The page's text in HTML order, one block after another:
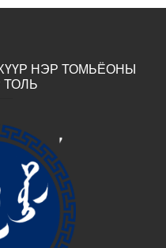
НЭР ТОМЬЁОНЫ
ТОЛЬ